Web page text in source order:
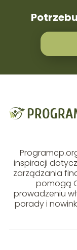
inspiracji
zarządzania
pomogą
prowadzeniu
porady i